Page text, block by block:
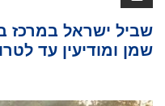
שביל ישראל במרכז
שמן ומודיעין עד לטרון,